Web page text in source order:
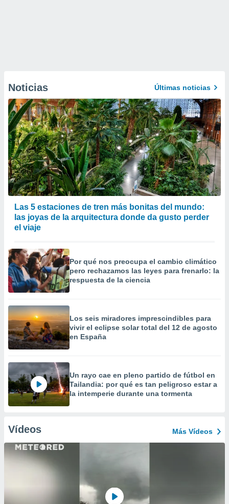
Noticias Últimas noticias
Las 5 estaciones de tren más bonitas del mundo:
las joyas de la arquitectura donde da gusto perder
el viaje
Por qué nos preocupa el cambio climático
pero rechazamos las leyes para frenarlo: la
respuesta de la ciencia
Los seis miradores imprescindibles para
vivir el eclipse solar total del 12 de agosto
en España
Un rayo cae en pleno partido de fútbol en
Tailandia: por qué es tan peligroso estar a
la intemperie durante una tormenta
Vídeos Más Vídeos